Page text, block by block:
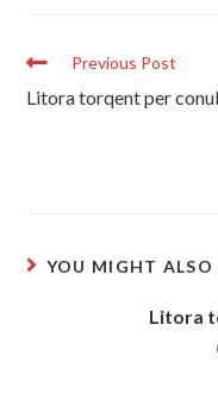
Read
articles
Previous Post
Litora torqent per
YOU MIGHT ALSO
Litora